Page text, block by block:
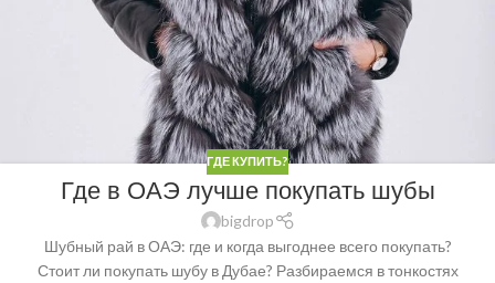
ГДЕ КУПИТЬ?
Где в ОАЭ лучше покупать шубы
bigdrop
Шубный рай в ОАЭ: где и когда выгоднее всего покупать?
Стоит ли покупать шубу в Дубае? Разбираемся в тонкостях